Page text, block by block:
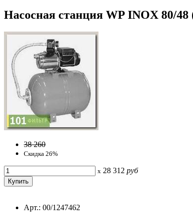
Насосная станция WP INOX 80/
38 260
Скидка 26%
x 28 312 руб
Арт.: 00/1247462